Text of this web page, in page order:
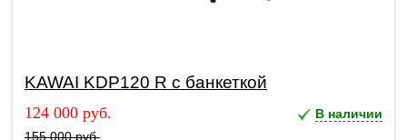
KAWAI KDP120 R с банкеткой
124 000 руб.
155 000 руб.
В наличии